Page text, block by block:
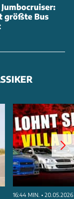
größte Bus
16:44 MIN. • 20.05.2026